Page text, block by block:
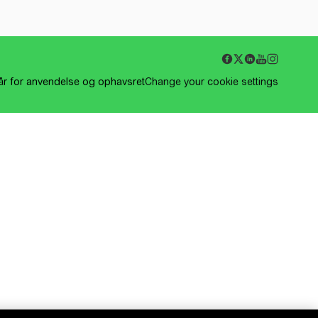
for anvendelse og ophavsretChange your cookie settings